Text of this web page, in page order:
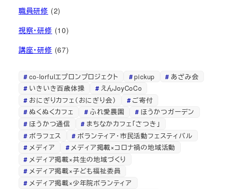
職員研修 (2)
視察・研修 (10)
講座・研修 (67)
co-lorfulエプロンプロジェクト pickup
あざみ会
いきいき百歳体操
えんJoyCoCo
おにぎりカフェ（おにぎり会）
ご寄付
ぬくぬくカフェ
ふれ愛農園
ほうかつガーデン
ほうかつ通信
まちなかカフェ「さつき」
ボラフェス
ボランティア・市民活動フェスティバル
メディア
メディア掲載×コロナ禍の地域活動
メディア掲載×共生の地域づくり
メディア掲載×子ども福祉委員
メディア掲載×少年院ボランティア